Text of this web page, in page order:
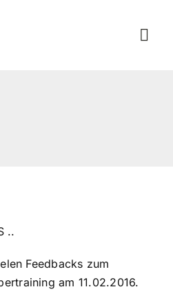
..
Feedbacks zum
am 11.02.2016.